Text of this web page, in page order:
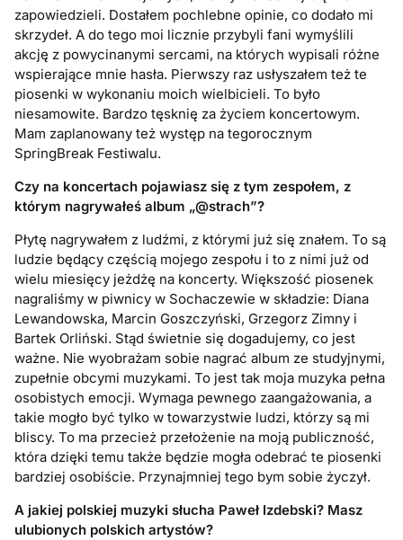
zapowiedzieli. Dostałem pochlebne opinie, co dodało mi
skrzydeł. A do tego moi licznie przybyli fani wymyślili
akcję z powycinanymi sercami, na których wypisali różne
wspierające mnie hasła. Pierwszy raz usłyszałem też te
piosenki w wykonaniu moich wielbicieli. To było
niesamowite. Bardzo tęsknię za życiem koncertowym.
Mam zaplanowany też występ na tegorocznym
SpringBreak Festiwalu.
Czy na koncertach pojawiasz się z tym zespołem, z
którym nagrywałeśalbum „@strach”?
Płytę nagrywałem z ludźmi, z którymi już się znałem. To są
ludzie będący częścią mojego zespołu i to z nimi już od
wielu miesięcy jeżdżę na koncerty. Większość piosenek
nagraliśmy w piwnicy w Sochaczewie w składzie: Diana
Lewandowska, Marcin Goszczyński, Grzegorz Zimny i
Bartek Orliński. Stąd świetnie się dogadujemy, co jest
ważne. Nie wyobrażam sobie nagrać album ze studyjnymi,
zupełnie obcymi muzykami. To jest tak moja muzyka pełna
osobistych emocji. Wymaga pewnego zaangażowania, a
takie mogło być tylko w towarzystwie ludzi, którzy są mi
bliscy. To ma przecież przełożenie na moją publiczność,
która dzięki temu także będzie mogła odebrać te piosenki
bardziej osobiście. Przynajmniej tego bym sobie życzył.
A jakiej polskiej muzyki słucha Paweł Izdebski? Masz
ulubionych polskich artystów?